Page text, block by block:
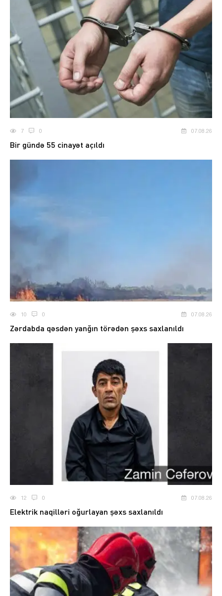
7 0 07.08.26
Bir gündə 55 cinayət açıldı
10 0 07.08.26
Zərdabda qəsdən yanğın törədən şəxs saxlanıldı
12 0 07.08.26
Elektrik naqilləri oğurlayan şəxs saxlanıldı